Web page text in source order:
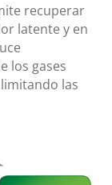
recuperar
latente y en
los gases
las